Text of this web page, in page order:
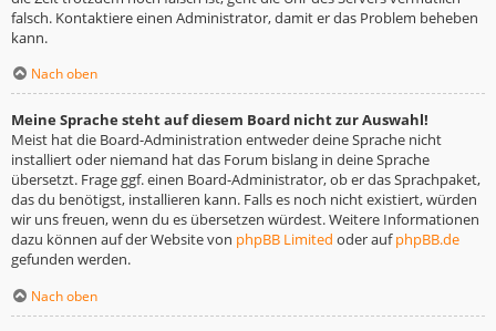
falsch. Kontaktiere einen Administrator, damit er das Problem beheben
kann.
Nach oben
Meine Sprache steht auf diesem Board nicht zur Auswahl!
Meist hat die Board-Administration entweder deine Sprache nicht
installiert oder niemand hat das Forum bislang in deine Sprache
übersetzt. Frage ggf. einen Board-Administrator, ob er das Sprachpaket,
das du benötigst, installieren kann. Falls es noch nicht existiert, würden
wir uns freuen, wenn du es übersetzen würdest. Weitere Informationen
dazu können auf der Website von phpBB Limited oder aufphpBB.de
gefunden werden.
Nach oben